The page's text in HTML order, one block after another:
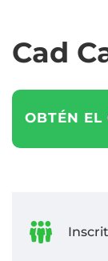
Cad
OBTÉN EL